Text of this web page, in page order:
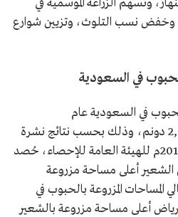
وتسهم الزراعة الموسمية في
وخفض نسب التلوث، وتزيين شوارع
في السعودية
في السعودية عام
1439هـ/2018م، نحو 2,683,312 دونم، وذلك بحسب نتائج نشرة
مسح الإنتاج الزراعي 1440هـ/2019م للهيئة العامة للإحصاء، حُصد
واحتل الشعير أعلى مساحة مزروعة
من إجمالي المساحات المزروعة بالحبوب في
أعلى مساحة مزروعة بالشعير